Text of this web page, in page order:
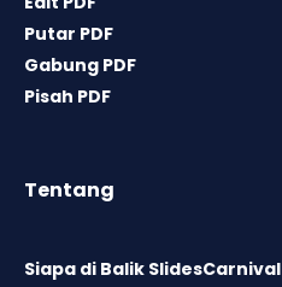
Putar PDF
Gabung PDF
Pisah PDF
Tentang
Siapa di Balik SlidesCarnival